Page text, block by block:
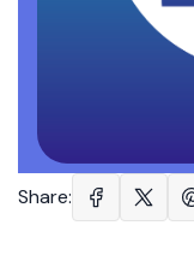
Share: